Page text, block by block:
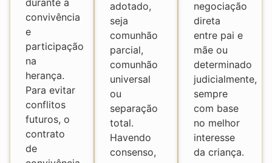
convivência
e
participação
na
herança.
Para evitar
conflitos
futuros, o
contrato
de
adotado,
seja
comunhão
parcial,
comunhão
universal
ou
separação
total.
Havendo
consenso,
negociação
direta
entre pai e
mãe ou
determinado
judicialmente,
sempre
com base
no melhor
interesse
da criança.